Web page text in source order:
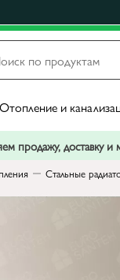
и
продажу, доставку
Стальные